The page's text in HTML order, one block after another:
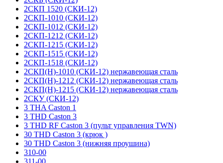
2СКП 1520 (СКИ-12)
2СКП-1010 (СКИ-12)
2СКП-1012 (СКИ-12)
2СКП-1212 (СКИ-12)
2СКП-1215 (СКИ-12)
2СКП-1515 (СКИ-12)
2СКП-1518 (СКИ-12)
2СКП(Н)-1010 (СКИ-12) нержавеющая сталь
2СКП(Н)-1212 (СКИ-12) нержавеющая сталь
2СКП(Н)-1215 (СКИ-12) нержавеющая сталь
2СКУ (СКИ-12)
3 THA Caston 1
3 THD Caston 3
3 THD RF Caston 3 (пульт управления TWN)
30 THD Caston 3 (крюк )
30 THD Caston 3 (нижняя проушина)
310-00